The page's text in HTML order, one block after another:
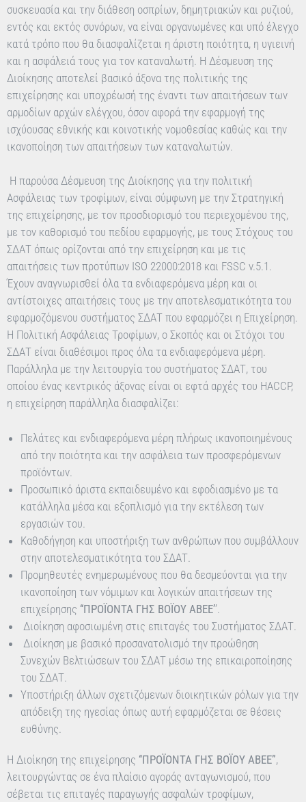
συσκευασία και την διάθεση οσπρίων, δημητριακών και ρυζιού,
εντός και εκτός συνόρων, να είναι οργανωμένες και υπό έλεγχο
κατά τρόπο που θα διασφαλίζεται η άριστη ποιότητα, η υγιεινή
και η ασφάλειά τους για τον καταναλωτή. Η Δέσμευση της
Διοίκησης αποτελεί βασικό άξονα της πολιτικής της
επιχείρησης και υποχρέωσή της έναντι των απαιτήσεων των
αρμοδίων αρχών ελέγχου, όσον αφορά την εφαρμογή της
ισχύουσας εθνικής και κοινοτικής νομοθεσίας καθώς και την
ικανοποίηση των απαιτήσεων των καταναλωτών.
Η παρούσα Δέσμευση της Διοίκησης για την πολιτική
Ασφάλειας των τροφίμων, είναι σύμφωνη με την Στρατηγική
της επιχείρησης, με τον προσδιορισμό του περιεχομένου της,
με τον καθορισμό του πεδίου εφαρμογής, με τους Στόχους του
ΣΔΑΤ όπως ορίζονται από την επιχείρηση και με τις
απαιτήσεις των προτύπων ISO 22000:2018 και FSSC v.5.1.
Έχουν αναγνωρισθεί όλα τα ενδιαφερόμενα μέρη και οι
αντίστοιχες απαιτήσεις τους με την αποτελεσματικότητα του
εφαρμοζόμενου συστήματος ΣΔΑΤ που εφαρμόζει η Επιχείρηση.
Η Πολιτική Ασφάλειας Τροφίμων, ο Σκοπός και οι Στόχοι του
ΣΔΑΤ είναι διαθέσιμοι προς όλα τα ενδιαφερόμενα μέρη.
Παράλληλα με την λειτουργία του συστήματος ΣΔΑΤ, του
οποίου ένας κεντρικός άξονας είναι οι εφτά αρχές του HACCP,
η επιχείρηση παράλληλα διασφαλίζει:
Πελάτες και ενδιαφερόμενα μέρη πλήρως ικανοποιημένους
από την ποιότητα και την ασφάλεια των προσφερόμενων
προϊόντων.
Προσωπικό άριστα εκπαιδευμένο και εφοδιασμένο με τα
κατάλληλα μέσα και εξοπλισμό για την εκτέλεση των
εργασιών του.
Καθοδήγηση και υποστήριξη των ανθρώπων που συμβάλλουν
στην αποτελεσματικότητα του ΣΔΑΤ.
Προμηθευτές ενημερωμένους που θα δεσμεύονται για την
ικανοποίηση των νόμιμων και λογικών απαιτήσεων της
επιχείρησης ‘‘ΠΡΟΪΟΝΤΑ ΓΗΣ ΒΟΪΟΥ ΑΒΕΕ’’.
Διοίκηση αφοσιωμένη στις επιταγές του Συστήματος ΣΔΑΤ.
Διοίκηση με βασικό προσανατολισμό την προώθηση
Συνεχών Βελτιώσεων του ΣΔΑΤ μέσω της επικαιροποίησης
του ΣΔΑΤ.
Υποστήριξη άλλων σχετιζόμενων διοικητικών ρόλων για την
απόδειξη της ηγεσίας όπως αυτή εφαρμόζεται σε θέσεις
ευθύνης.
Η Διοίκηση της επιχείρησης ‘‘ΠΡΟΪΟΝΤΑ ΓΗΣ ΒΟΪΟΥ ΑΒΕΕ”,
λειτουργώντας σε ένα πλαίσιο αγοράς ανταγωνισμού, που
σέβεται τις επιταγές παραγωγής ασφαλών τροφίμων,